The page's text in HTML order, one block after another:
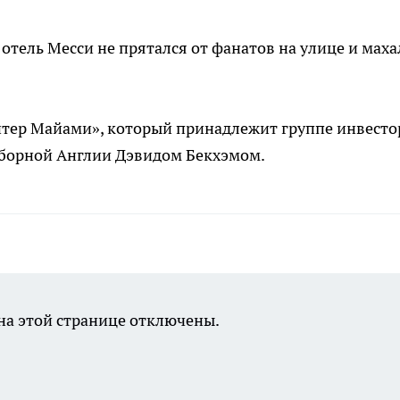
Месси не прятался от фанатов на улице и
Майами», который принадлежит группе
Англии Дэвидом Бекхэмом.
этой странице отключены.